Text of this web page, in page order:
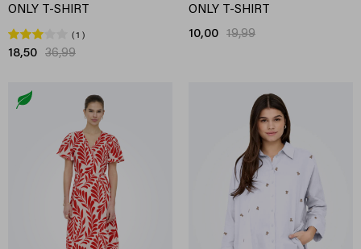
ONLY T-SHIRT
1
18,50 36,99
ONLY T-SHIRT
10,00 19,99